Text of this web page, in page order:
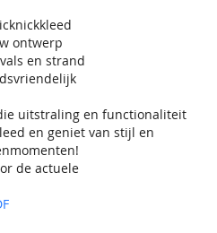
ontwerp
en strand
uitstraling en functionaliteit
en geniet van stijl en
de actuele